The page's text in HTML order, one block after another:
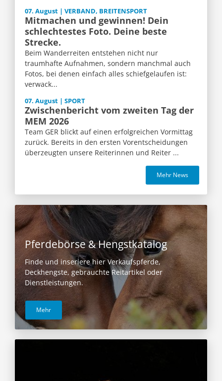
07. August | VERBAND, BREITENSPORT
Mitmachen und gewinnen! Dein
schlechtestes Foto. Deine beste
Strecke.
Beim Wanderreiten entstehen nicht nur
traumhafte Aufnahmen, sondern manchmal auch
Fotos, bei denen einfach alles schiefgelaufen ist:
verwack...
07. August | SPORT
Zwischenbericht vom zweiten Tag der
MEM 2026
Team GER blickt auf einen erfolgreichen Vormittag
zurück. Bereits in den ersten Vorentscheidungen
überzeugten unsere Reiterinnen und Reiter ...
Mehr News
Pferdebörse & Hengstkatalog
Finde und inseriere hier Verkaufspferde,
Deckhengste, gebrauchte Reitartikel oder
Dienstleistungen.
Mehr